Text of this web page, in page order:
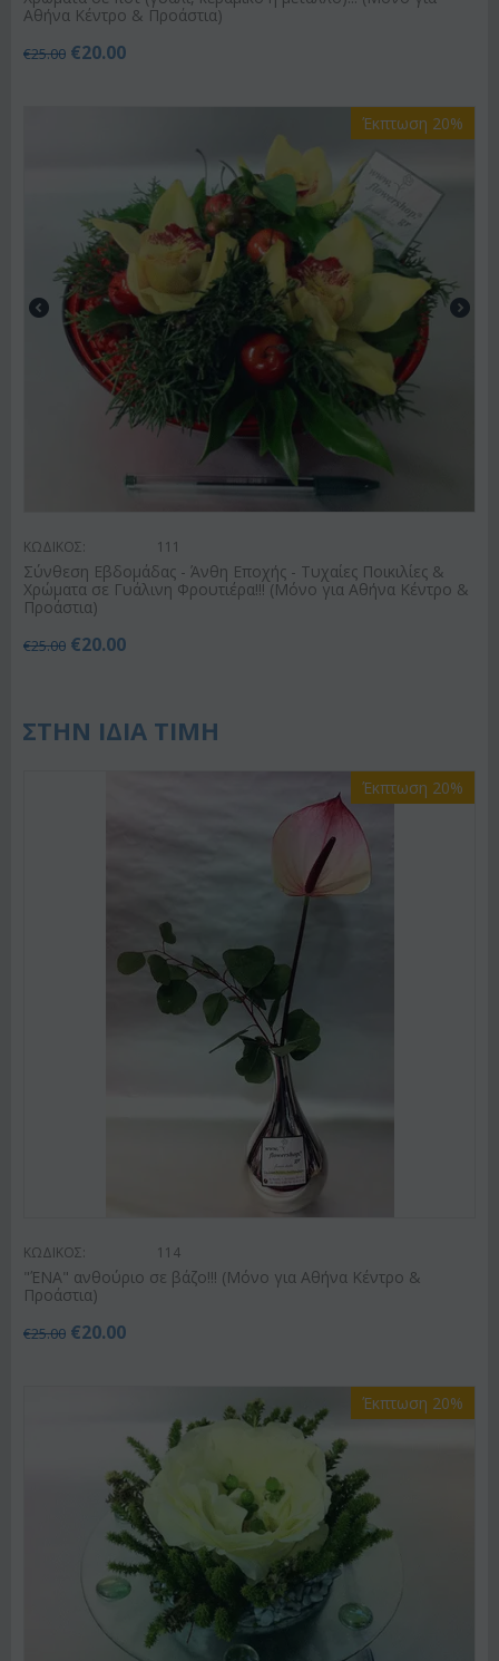
Αθήνα Κέντρο & Προάστια)
€25.00 €20.00
Έκπτωση 20%
ΚΩΔΙΚΟΣ: 111
Σύνθεση Εβδομάδας - Άνθη Εποχής - Τυχαίες Ποικιλίες &
Χρώματα σε Γυάλινη Φρουτιέρα!!! (Μόνο για Αθήνα Κέντρο &
Προάστια)
€25.00 €20.00
ΣΤΗΝ ΙΔΙΑ ΤΙΜΗ
Έκπτωση 20%
ΚΩΔΙΚΟΣ: 114
"ΈΝΑ" ανθούριο σε βάζο!!! (Μόνο για Αθήνα Κέντρο &
Προάστια)
€25.00 €20.00
Έκπτωση 20%